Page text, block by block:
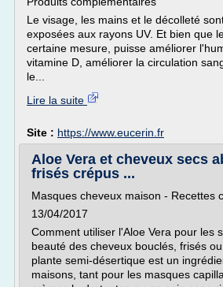
Le visage, les mains et le décolleté
exposées aux rayons UV. Et bien que
certaine mesure, puisse améliorer
vitamine D, améliorer la circulation
le...
Lire la suite
Site : https://www.eucerin.fr
Aloe Vera et cheveux secs
frisés crépus ...
Masques cheveux maison - Recettes
13/04/2017
Comment utiliser l'Aloe Vera pour les
beauté des cheveux bouclés, frisés
plante semi-désertique est un
maisons, tant pour les masques